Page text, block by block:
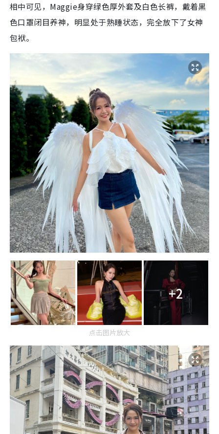
相中可见，Maggie身穿绿色厚外套及白色长裤，戴着黑
色口罩闭目养神，明显处于熟睡状态，完全放下了女神
包袱。
+2
点击图片放大